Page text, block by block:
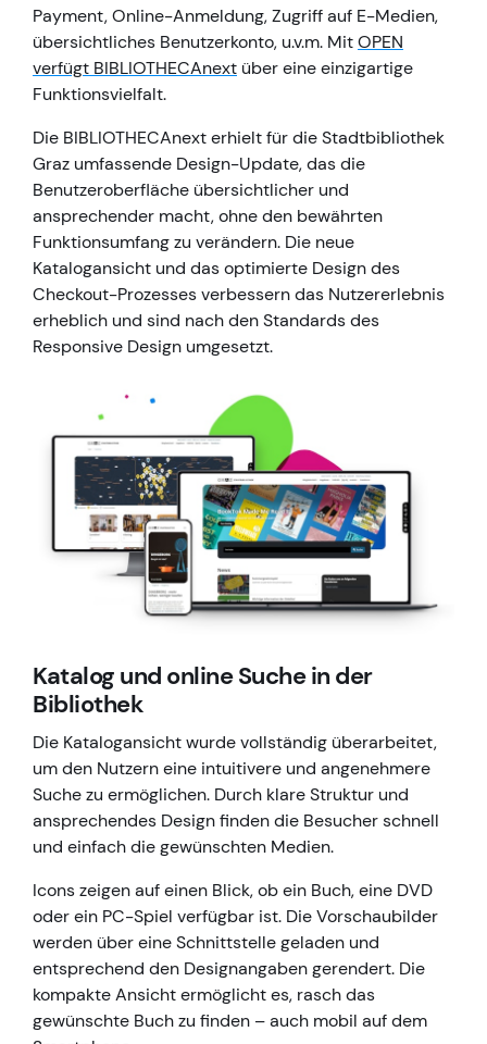
Payment, Online-Anmeldung, Zugriff auf E-Medien,
übersichtliches Benutzerkonto, u.v.m. MitOPEN
verfügt BIBLIOTHECAnext über eine einzigartige
Funktionsvielfalt.
Die BIBLIOTHECAnext erhielt für die Stadtbibliothek
Graz umfassende Design-Update, das die
Benutzeroberfläche übersichtlicher und
ansprechender macht, ohne den bewährten
Funktionsumfang zu verändern. Die neue
Katalogansicht und das optimierte Design des
Checkout-Prozesses verbessern das Nutzererlebnis
erheblich und sind nach den Standards des
Responsive Design umgesetzt.
Katalog und online Suche in der
Bibliothek
Die Katalogansicht wurde vollständig überarbeitet,
um den Nutzern eine intuitivere und angenehmere
Suche zu ermöglichen. Durch klare Struktur und
ansprechendes Design finden die Besucher schnell
und einfach die gewünschten Medien.
Icons zeigen auf einen Blick, ob ein Buch, eine DVD
oder ein PC-Spiel verfügbar ist. Die Vorschaubilder
werden über eine Schnittstelle geladen und
entsprechend den Designangaben gerendert. Die
kompakte Ansicht ermöglicht es, rasch das
gewünschte Buch zu finden – auch mobil auf dem